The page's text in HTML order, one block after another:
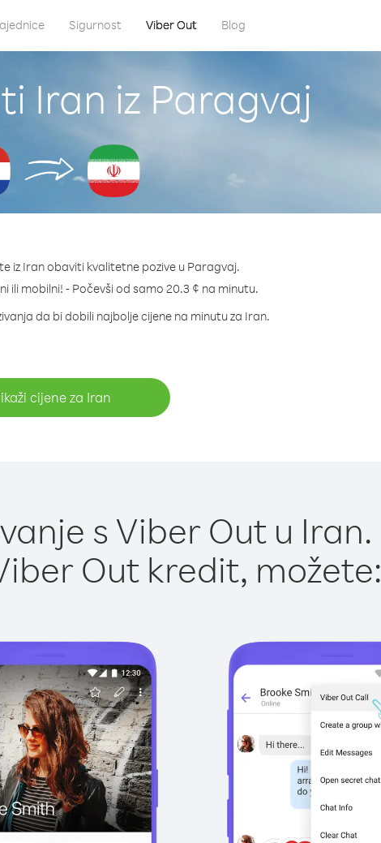
Sigurnost Viber Out Blog
Iran iz Paragvaj
iz Iran obaviti kvalitetne pozive u Paragvaj.
ili mobilni! - Počevši od samo 20.3 ¢ na minutu.
da bi dobili najbolje cijene na minutu za Iran.
cijene za Iran
s Viber Out u Iran.
Out kredit, možete: